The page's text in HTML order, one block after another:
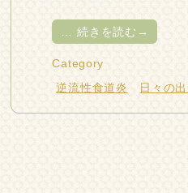
… 続きを読む→
Category
逆流性食道炎
日々の